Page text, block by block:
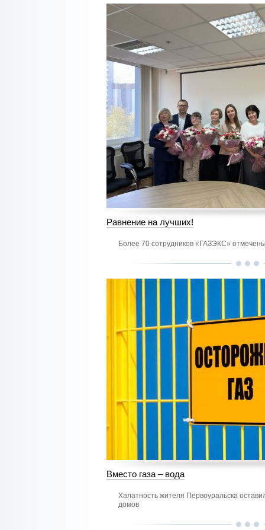
Равнение на лучших!
Более 70 сотрудников «ГАЗЭКС»
Вместо газа – вода
Халатность жителя Первоуральска
домов